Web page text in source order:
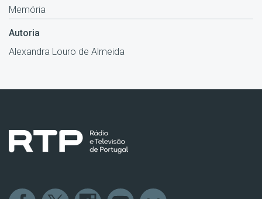
Memória
Autoria
Alexandra Louro de Almeida